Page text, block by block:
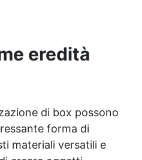
eredità
di box possono
forma di
materiali versatili e